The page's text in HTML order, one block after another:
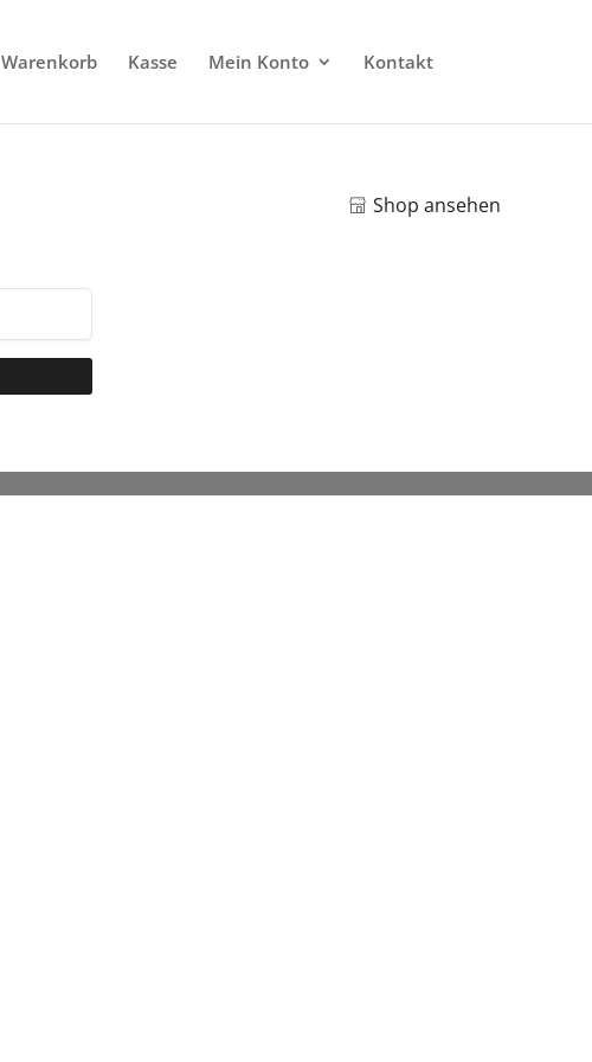
Warenkorb Kasse Mein Konto Kontakt
Shop ansehen